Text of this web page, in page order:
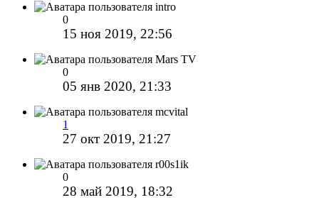
intro
0
15 ноя 2019, 22:56
Mars TV
0
05 янв 2020, 21:33
mcvital
1
27 окт 2019, 21:27
r00s1ik
0
28 май 2019, 18:32